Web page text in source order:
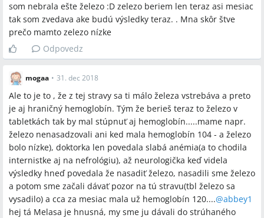
som nebrala ešte železo :D zelezo beriem len teraz asi mesiac
tak som zvedava ake budú výsledky teraz. . Mna skôr štve
prečo mamto zelezo nízke
Odpovedz
mogaa • 31. dec 2018
Ale to je to , že z tej stravy sa ti málo železa vstrebáva a preto
je aj hraničný hemoglobín. Tým že berieš teraz to železo v
tabletkách tak by mal stúpnuť aj hemoglobín.....mame napr.
železo nenasadzovali ani ked mala hemoglobín 104 - a železo
bolo nízke), doktorka len povedala slabá anémia(a to chodila
internistke aj na nefrológiu), až neurologička keď videla
výsledky hneď povedala že nasadiť železo, nasadili sme železo
a potom sme začali dávať pozor na tú stravu(tbl železo sa
vysadilo) a cca za mesiac mala už hemoglobín 120....@abbey1
hej tá Melasa je hnusná, my sme ju dávali do strúhaného